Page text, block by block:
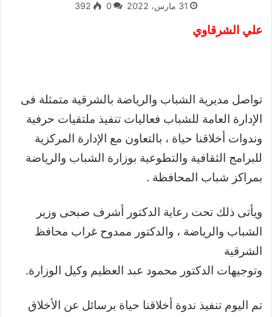
31 مارس، 2022 0
392
علي الشرقاوي
تواصل مديرية الشباب والرياضة بالشرقية متمثلة فى
الإدارة العامة للشباب فعاليات تنفيذ ملتقيات حرفية
وندوات أخلاقنا حياة ، بالتعاون مع الإدارة المركزية
للبرامج الثقافية والتطوعية بوزارة الشباب والرياضة
بمراكز شباب المحافظة .
ويأتى ذلك تحت رعاية الدكتور أشرف صبحى وزير
الشباب والرياضة ، والدكتور ممدوح غراب محافظ
الشرقية
وتوجيهات الدكتور محمود عبد العظيم وكيل الوزارة.
تم اليوم تنفيذ ندوة أخلاقنا حياة برسائل عن الأخلاق